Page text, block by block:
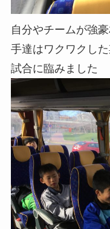
自分やチームが強
手達はワクワクし
試合に臨みました